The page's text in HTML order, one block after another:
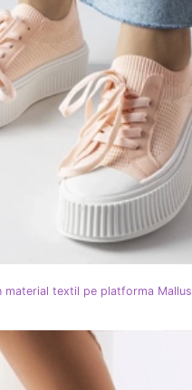
material textil pe platforma Mallus